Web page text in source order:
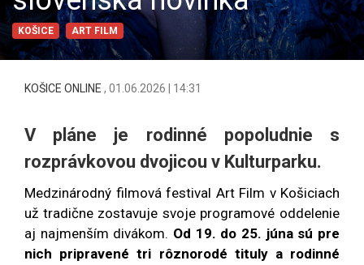
KOŠICE ART FILM
KOŠICE ONLINE , 01.06.2026 | 14:31
V pláne je rodinné popoludnie s
rozprávkovou dvojicou v Kulturparku.
Medzinárodný filmová festival Art Film v Košiciach
už tradične zostavuje svoje programové oddelenie
aj najmenším divákom. Od 19. do 25. júna sú pre
nich pripravené tri rôznorodé tituly a rodinné